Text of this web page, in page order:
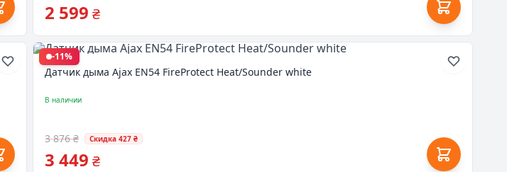
2 599 ₴
-11%
Датчик дыма Ajax EN54 FireProtect Heat/Sounder white
В наличии
3 876 ₴ Скидка 427 ₴
3 449 ₴